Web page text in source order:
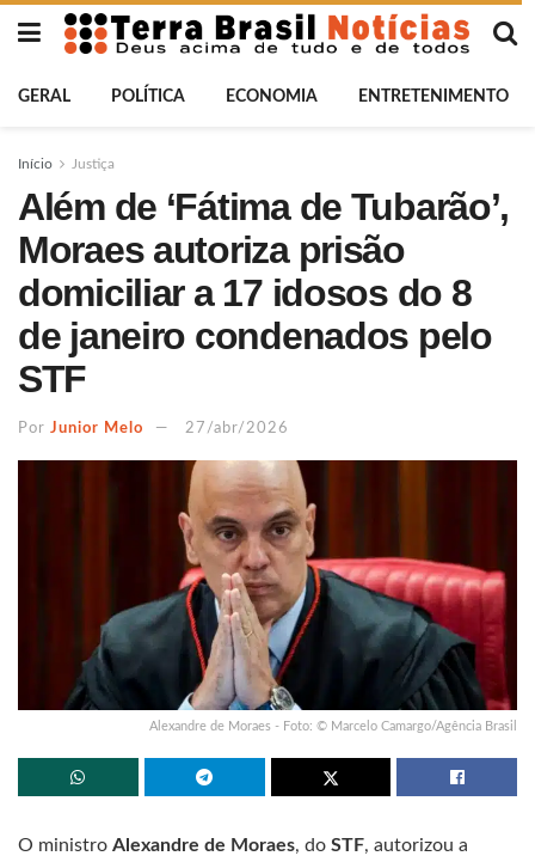
GERAL POLÍTICA ECONOMIA ENTRETENIMENTO
Início Justiça
Além de ‘Fátima de Tubarão’,
Moraes autoriza prisão
domiciliar a 17 idosos do 8
de janeiro condenados pelo
STF
Por Junior Melo 27/abr/2026
Alexandre de Moraes - Foto: © Marcelo Camargo/Agência Brasil
O ministro Alexandre de Moraes, do STF, autorizou a